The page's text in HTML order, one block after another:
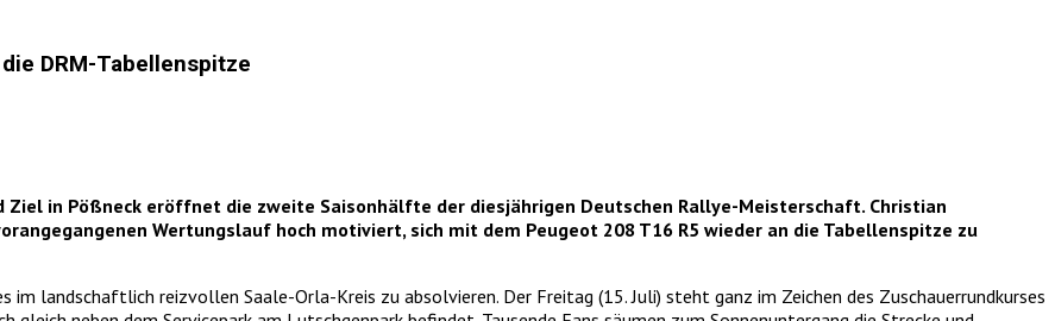
DRM-Tabellenspitze
Ziel in Pößneck eröffnet die zweite Saisonhälfte der diesjährigen Deutschen Rallye-Meisterschaft. Christian
Wertungslauf hoch motiviert, sich mit dem Peugeot 208 T16 R5 wieder an die Tabellenspitze zu
landschaftlich reizvollen Saale-Orla-Kreis zu absolvieren. Der Freitag (15. Juli) steht ganz im Zeichen des Zuschauerrundkurses